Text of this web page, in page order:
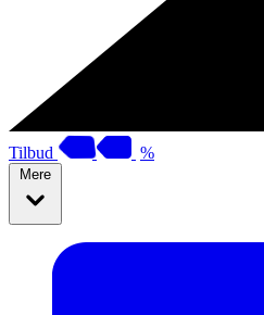
Tilbud %
Mere